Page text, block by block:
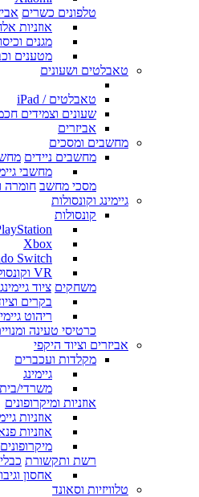
טלפונים כשרים
אוזניות
מגנים
מטענים
טאבלטים ושעונים
טאבלטים / iPad
שעונים וצמידים
אביזרים
מחשבים ומסכים
מחשבים ניידים
מחשבי
מסכי מחשב חומרה
גיימינג וקונסולות
קונסולות
Xbox
Switch
VR וקונסולות נוספות
משחקים ציוד גיימינג
בקרים
ריהוט
כרטיסי טעינה
אביזרים וציוד היקפי
מקלדות ועכברים
גיימינג
משרדי/
אוזניות ומיקרופונים
אוזניות
אוזניות
מיקרופונים
רשת ותקשורת
אחסון
טלוויזיות וסאונד